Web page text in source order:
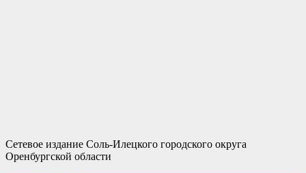
Сетевое издание Соль-Илецкого городского округа
Оренбургской области